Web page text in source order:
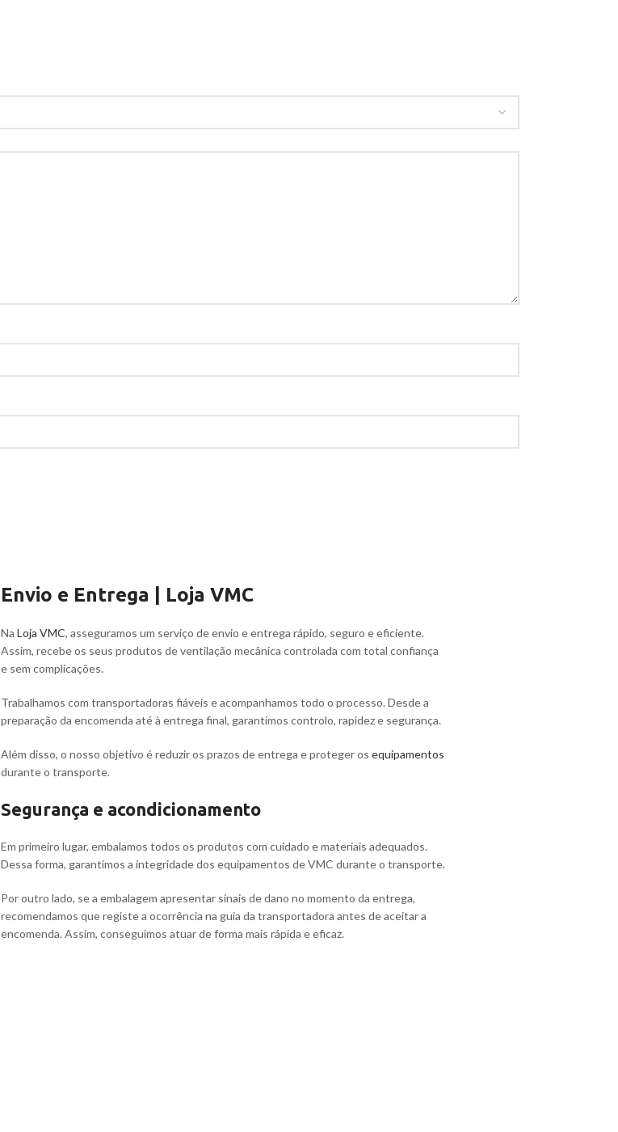
Envio e Entrega | Loja VMC
Na Loja VMC, asseguramos um serviço de envio e entrega rápido, seguro e eficiente.
Assim, recebe os seus produtos de ventilação mecânica controlada com total confiança
e sem complicações.
Trabalhamos com transportadoras fiáveis e acompanhamos todo o processo. Desde a
preparação da encomenda até à entrega final, garantimos controlo, rapidez e segurança.
Além disso, o nosso objetivo é reduzir os prazos de entrega e proteger os equipamentos
durante o transporte.
Segurança e acondicionamento
Em primeiro lugar, embalamos todos os produtos com cuidado e materiais adequados.
Dessa forma, garantimos a integridade dos equipamentos de VMC durante o transporte.
Por outro lado, se a embalagem apresentar sinais de dano no momento da entrega,
recomendamos que registe a ocorrência na guia da transportadora antes de aceitar a
encomenda. Assim, conseguimos atuar de forma mais rápida e eficaz.